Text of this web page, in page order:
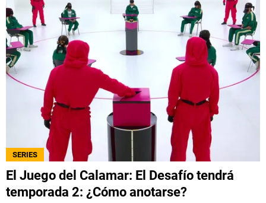
SERIES
El Juego del Calamar: El Desafío tendrá
temporada 2: ¿Cómo anotarse?